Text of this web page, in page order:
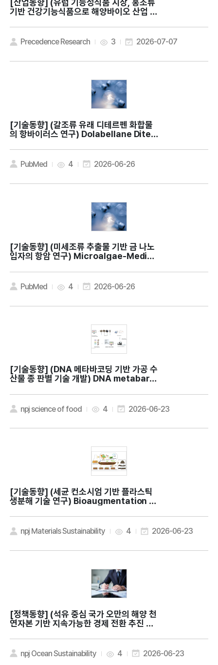
[산업동향]
기반 건강기능식품으로 해양바이오 산업 확
Expands as Pure Ocean Algae Lau
nches Red Seaweed Supplements
Precedence Research 3 2026-07-07
[기술동향]
의 항바이러스 연구) Dolabellane Diter
Dictyota dolabellana and their Pot
ential Antiviral Activity
PubMed 4 2026-06-26
[기술동향]
입자의 항암 연구) Microalgae-Mediat
s from Indonesian Chlorella vulgari
s InaCC M205 with Potential Antic
ancer Properties for Biomedical A
PubMed 4 2026-06-26
[기술동향]
산물 종 판별 기술 개발) DNA metabarc
ntification of freshwater, marine,
and terrestrial gastropods in com
mercial food products
npj science of food 4 2026-06-23
[기술동향]
생분해 기술 연구) Bioaugmentation wi
ble plastic waste treatment
npj Materials Sustainability 4 2026-06-23
[정책동향]
연자본 기반 지속가능한 경제 전환 추진 전
e Gold: lessons from Oman for sust
ainable ocean economies
npj Ocean Sustainability 4 2026-06-23